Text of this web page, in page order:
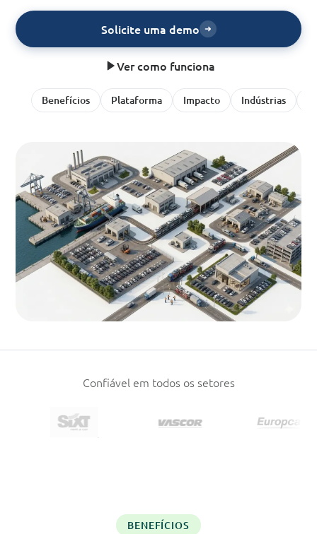
Solicite uma demo
Ver como funciona
Benefícios Plataforma Impacto Indústrias
Confiável em todos os setores
BENEFÍCIOS